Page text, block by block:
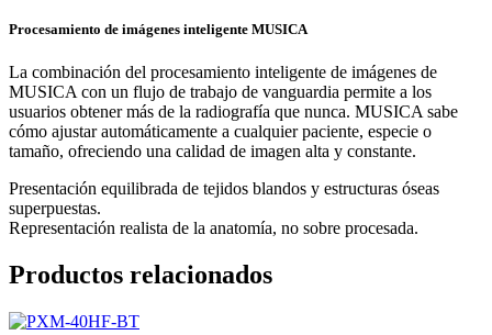
Procesamiento de imágenes inteligente MUSICA
La combinación del procesamiento inteligente de imágenes de
MUSICA con un flujo de trabajo de vanguardia permite a los
usuarios obtener más de la radiografía que nunca. MUSICA sabe
cómo ajustar automáticamente a cualquier paciente, especie o
tamaño, ofreciendo una calidad de imagen alta y constante.
Presentación equilibrada de tejidos blandos y estructuras óseas
superpuestas.
Representación realista de la anatomía, no sobre procesada.
Productos relacionados